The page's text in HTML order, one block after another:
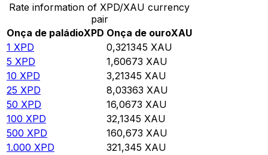
Rate information of XPD/XAU currency
pair
Onça de paládioXPD Onça de ouroXAU
1 XPD 0,321345 XAU
5 XPD 1,60673 XAU
10 XPD 3,21345 XAU
25 XPD 8,03363 XAU
50 XPD 16,0673 XAU
100 XPD 32,1345 XAU
500 XPD 160,673 XAU
1.000 XPD 321,345 XAU